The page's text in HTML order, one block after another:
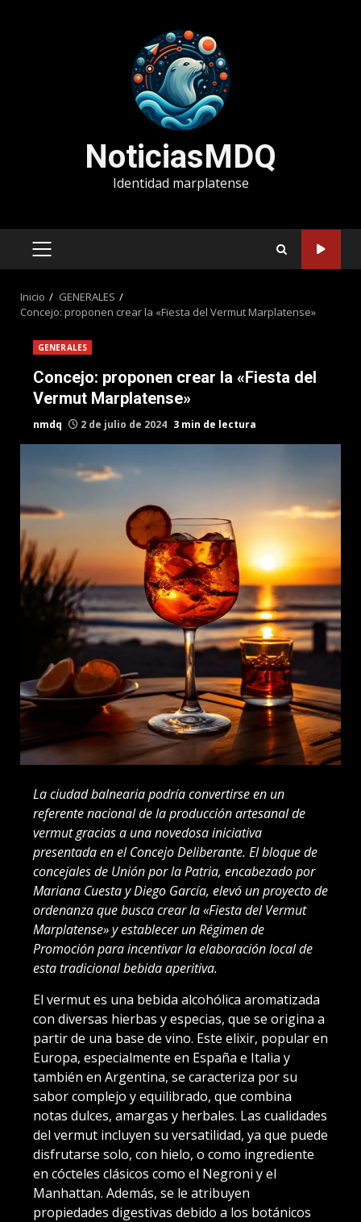
NoticiasMDQ
Identidad marplatense
MENÚ
Inicio
GENERALES
Concejo: proponen crear la «Fiesta del Vermut Marplatense»
GENERALES
Concejo: proponen crear la «Fiesta del
Vermut Marplatense»
nmdq 2 de julio de 2024 3 min de lectura
La ciudad balnearia podría convertirse en un
referente nacional de la producción artesanal de
vermut gracias a una novedosa iniciativa
presentada en el Concejo Deliberante. El bloque de
concejales de Unión por la Patria, encabezado por
Mariana Cuesta y Diego García, elevó un proyecto de
ordenanza que busca crear la «Fiesta del Vermut
Marplatense» y establecer un Régimen de
Promoción para incentivar la elaboración local de
esta tradicional bebida aperitiva.
El vermut es una bebida alcohólica aromatizada
con diversas hierbas y especias, que se origina a
partir de una base de vino. Este elixir, popular en
Europa, especialmente en España e Italia y
también en Argentina, se caracteriza por su
sabor complejo y equilibrado, que combina
notas dulces, amargas y herbales. Las cualidades
del vermut incluyen su versatilidad, ya que puede
disfrutarse solo, con hielo, o como ingrediente
en cócteles clásicos como el Negroni y el
Manhattan. Además, se le atribuyen
propiedades digestivas debido a los botánicos